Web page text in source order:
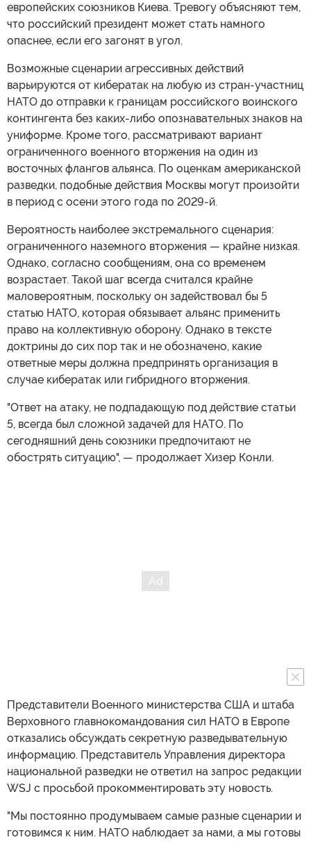
европейских союзников Киева. Тревогу объясняют тем,
что российский президент может стать намного
опаснее, если его загонят в угол.
Возможные сценарии агрессивных действий
варьируются от кибератак на любую из стран-участниц
НАТО до отправки к границам российского воинского
контингента без каких-либо опознавательных знаков на
униформе. Кроме того, рассматривают вариант
ограниченного военного вторжения на один из
восточных флангов альянса. По оценкам американской
разведки, подобные действия Москвы могут произойти
в период с осени этого года по 2029-й.
Вероятность наиболее экстремального сценария:
ограниченного наземного вторжения — крайне низкая.
Однако, согласно сообщениям, она со временем
возрастает. Такой шаг всегда считался крайне
маловероятным, поскольку он задействовал бы 5
статью НАТО, которая обязывает альянс применить
право на коллективную оборону. Однако в тексте
доктрины до сих пор так и не обозначено, какие
ответные меры должна предпринять организация в
случае кибератак или гибридного вторжения.
"Ответ на атаку, не подпадающую под действие статьи
5, всегда был сложной задачей для НАТО. По
сегодняшний день союзники предпочитают не
обострять ситуацию", — продолжает Хизер Конли.
Представители Военного министерства США и штаба
Верховного главнокомандования сил НАТО в Европе
отказались обсуждать секретную разведывательную
информацию. Представитель Управления директора
национальной разведки не ответил на запрос редакции
WSJ с просьбой прокомментировать эту новость.
"Мы постоянно продумываем самые разные сценарии и
готовимся к ним. НАТО наблюдает за нами, а мы готовы